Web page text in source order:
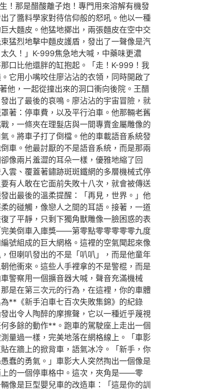
！那是醋酸離子炮！專門用來溶解有機發
了醬料學家對待信仰般的怒吼。他以一種
大麵皮。他猛地擲出，兩張麵皮在空中交
猛烈地擊中麵皮護盾，發出了一聲像是汽
久！」K-999焦急地大喊，中藥味更濃
口比他還胖的缸抱起。「走！K-999！我
它用小嘴咬住廖沾沾的衣領，同時開啟了
他，一起從撞出來的洞口衝向後院。王醋
出了最後的哀鳴。廖沾沾的宇宙冒險，就
著：停車費，以及平行泊車。他那輛老舊
，一條夾在理髮店與一間專賣金屬雕像的
。將車子打了倒檔。他的車載語音系統發
車。他最討厭的不是語音系統，而是那兩
像兩片羞澀的耳朵一樣，優雅地縮了回
雲、覆蓋著鏽跡斑斑鐵網的多層機械式停
有人敢在它面前失敗十八次，就會被傳送
出最後的溫柔提醒：「再見，世界。」他
的碰觸，像戀人之間的耳語。接著，一道
了平靜，只剩下獨角獸雕像一臉困惑的表
完美倒車入庫獎——第零點零零零零零九度
號組成的巨大網格。這裡的空氣聞起來像
但喇叭發出的不是「叭叭」，而是他童年
他衝來。這些人手裡拿的不是警棍，而是
警察用一個擴音器大喊，聲音充滿機械
是在第三次元的行為，在這裡，你的車體
**《新手泊車七百次失敗集錦》的紀錄
出令人陶醉的摩擦聲，它以一種近乎蔑視
多餘的動作**。跑車的駕駛座上走出一個
量過一樣，完美地落在網格線上。「車影
在牆上的掀背車，語氣冰冷。「新手，你
蠢的勇氣。」車影大人突然掏出一個像是
上的一個停車格中。這次，夾角是——零
像是巨型嬰兒車的改造車：「這是你的訓